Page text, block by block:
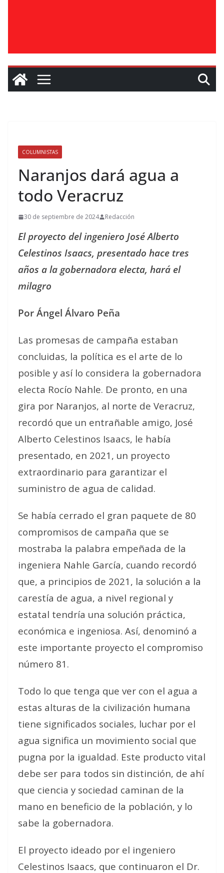
COLUMNISTAS
Naranjos dará agua a
todo Veracruz
30 de septiembre de 2024 Redacción
El proyecto del ingeniero José Alberto
Celestinos Isaacs, presentado hace tres
años a la gobernadora electa, hará el
milagro
Por Ángel Álvaro Peña
Las promesas de campaña estaban
concluidas, la política es el arte de lo
posible y así lo considera la gobernadora
electa Rocío Nahle. De pronto, en una
gira por Naranjos, al norte de Veracruz,
recordó que un entrañable amigo, José
Alberto Celestinos Isaacs, le había
presentado, en 2021, un proyecto
extraordinario para garantizar el
suministro de agua de calidad.
Se había cerrado el gran paquete de 80
compromisos de campaña que se
mostraba la palabra empeñada de la
ingeniera Nahle García, cuando recordó
que, a principios de 2021, la solución a la
carestía de agua, a nivel regional y
estatal tendría una solución práctica,
económica e ingeniosa. Así, denominó a
este importante proyecto el compromiso
número 81.
Todo lo que tenga que ver con el agua a
estas alturas de la civilización humana
tiene significados sociales, luchar por el
agua significa un movimiento social que
pugna por la igualdad. Este producto vital
debe ser para todos sin distinción, de ahí
que ciencia y sociedad caminan de la
mano en beneficio de la población, y lo
sabe la gobernadora.
El proyecto ideado por el ingeniero
Celestinos Isaacs, que continuaron el Dr.